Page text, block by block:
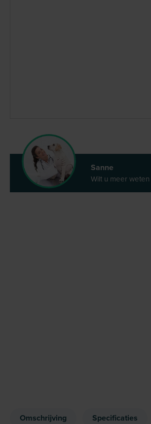
Sanne
Wilt u meer
Omschrijving Specificaties